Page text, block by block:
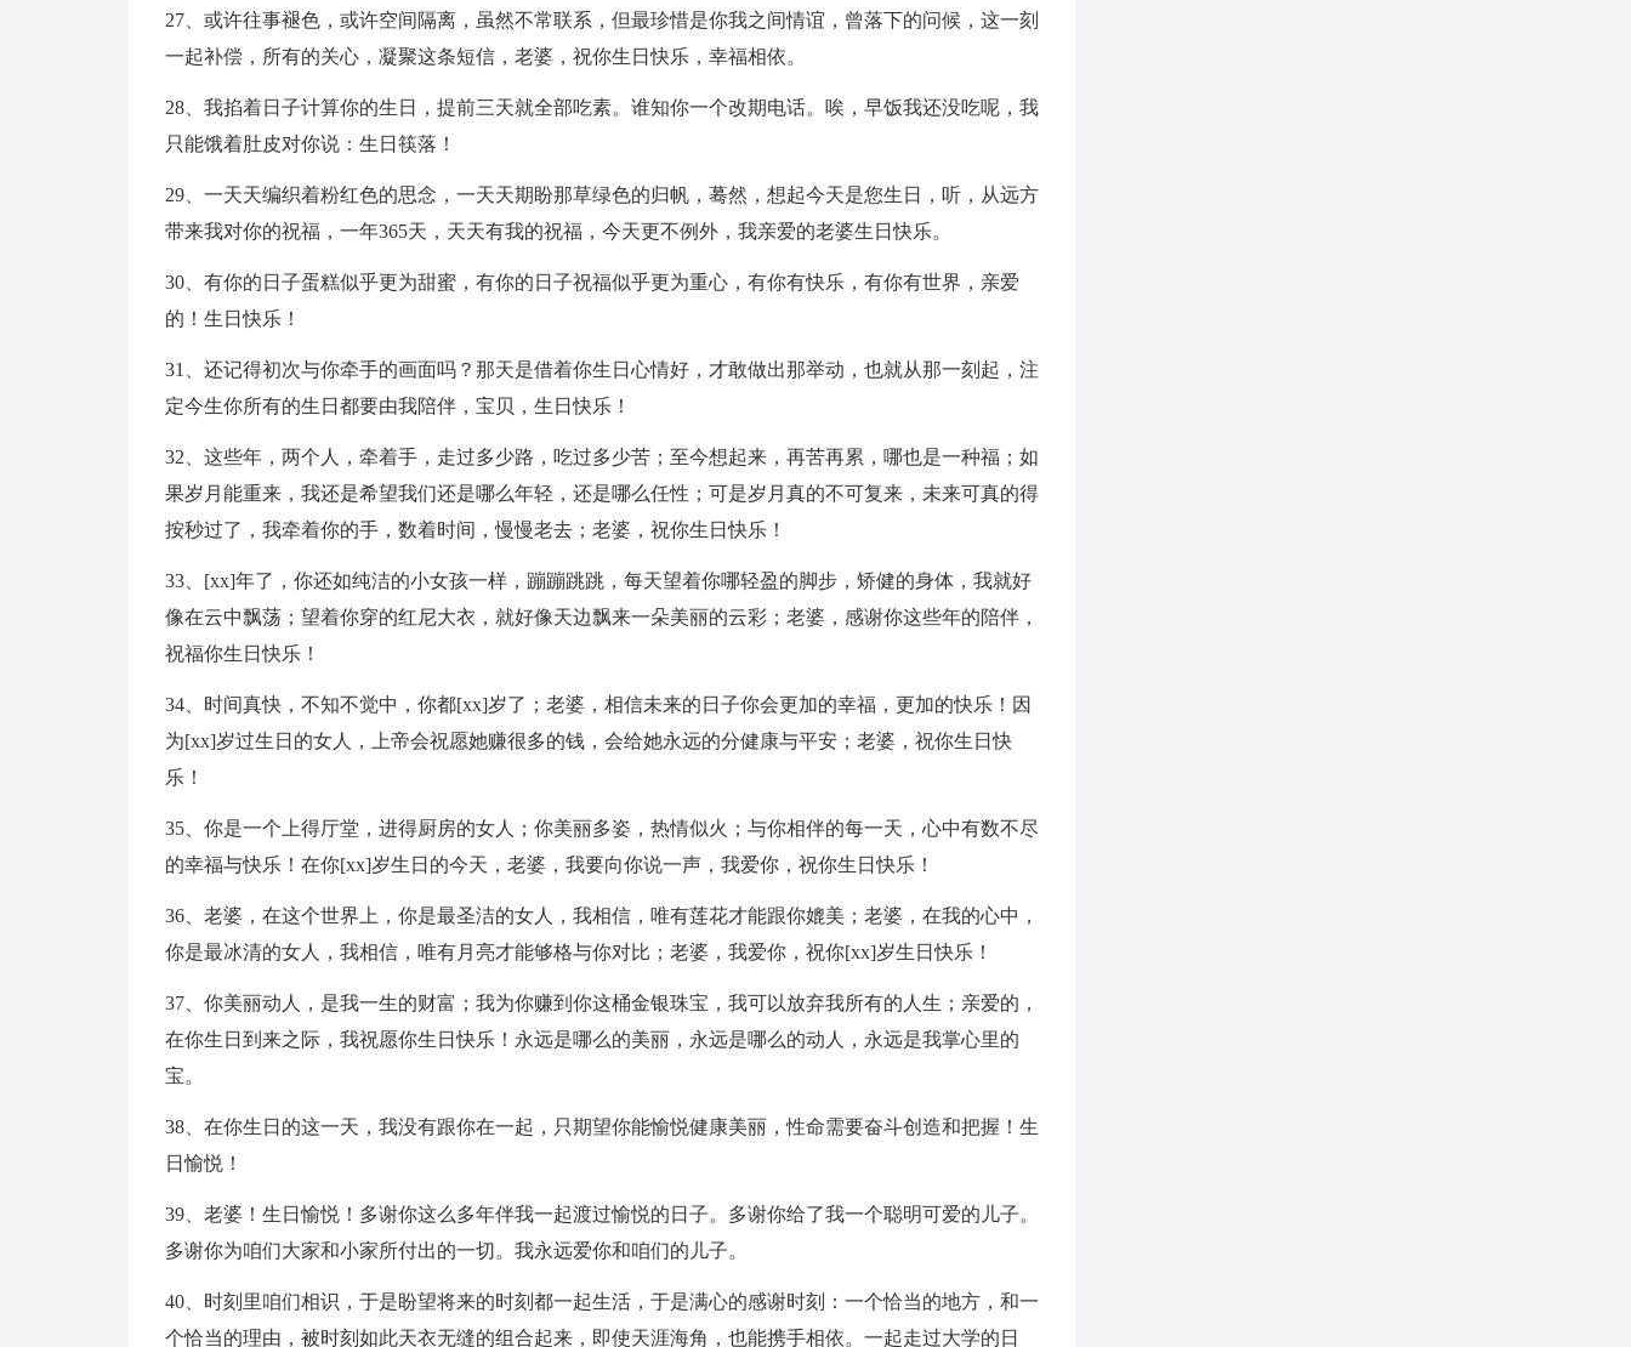
27、或许往事褪色，或许空间隔离，虽然不常联系，但最珍惜是你我之间情谊，曾落下的问候，这一刻
一起补偿，所有的关心，凝聚这条短信，老婆，祝你生日快乐，幸福相依。
28、我掐着日子计算你的生日，提前三天就全部吃素。谁知你一个改期电话。唉，早饭我还没吃呢，我
只能饿着肚皮对你说：生日筷落！
29、一天天编织着粉红色的思念，一天天期盼那草绿色的归帆，蓦然，想起今天是您生日，听，从远方
带来我对你的祝福，一年365天，天天有我的祝福，今天更不例外，我亲爱的老婆生日快乐。
30、有你的日子蛋糕似乎更为甜蜜，有你的日子祝福似乎更为重心，有你有快乐，有你有世界，亲爱
的！生日快乐！
31、还记得初次与你牵手的画面吗？那天是借着你生日心情好，才敢做出那举动，也就从那一刻起，注
定今生你所有的生日都要由我陪伴，宝贝，生日快乐！
32、这些年，两个人，牵着手，走过多少路，吃过多少苦；至今想起来，再苦再累，哪也是一种福；如
果岁月能重来，我还是希望我们还是哪么年轻，还是哪么任性；可是岁月真的不可复来，未来可真的得
按秒过了，我牵着你的手，数着时间，慢慢老去；老婆，祝你生日快乐！
33、[xx]年了，你还如纯洁的小女孩一样，蹦蹦跳跳，每天望着你哪轻盈的脚步，矫健的身体，我就好
像在云中飘荡；望着你穿的红尼大衣，就好像天边飘来一朵美丽的云彩；老婆，感谢你这些年的陪伴，
祝福你生日快乐！
34、时间真快，不知不觉中，你都[xx]岁了；老婆，相信未来的日子你会更加的幸福，更加的快乐！因
为[xx]岁过生日的女人，上帝会祝愿她赚很多的钱，会给她永远的分健康与平安；老婆，祝你生日快
乐！
35、你是一个上得厅堂，进得厨房的女人；你美丽多姿，热情似火；与你相伴的每一天，心中有数不尽
的幸福与快乐！在你[xx]岁生日的今天，老婆，我要向你说一声，我爱你，祝你生日快乐！
36、老婆，在这个世界上，你是最圣洁的女人，我相信，唯有莲花才能跟你媲美；老婆，在我的心中，
你是最冰清的女人，我相信，唯有月亮才能够格与你对比；老婆，我爱你，祝你[xx]岁生日快乐！
37、你美丽动人，是我一生的财富；我为你赚到你这桶金银珠宝，我可以放弃我所有的人生；亲爱的，
在你生日到来之际，我祝愿你生日快乐！永远是哪么的美丽，永远是哪么的动人，永远是我掌心里的
宝。
38、在你生日的这一天，我没有跟你在一起，只期望你能愉悦健康美丽，性命需要奋斗创造和把握！生
日愉悦！
39、老婆！生日愉悦！多谢你这么多年伴我一起渡过愉悦的日子。多谢你给了我一个聪明可爱的儿子。
多谢你为咱们大家和小家所付出的一切。我永远爱你和咱们的儿子。
40、时刻里咱们相识，于是盼望将来的时刻都一起生活，于是满心的感谢时刻：一个恰当的地方，和一
个恰当的理由，被时刻如此天衣无缝的组合起来，即使天涯海角，也能携手相依。一起走过大学的日